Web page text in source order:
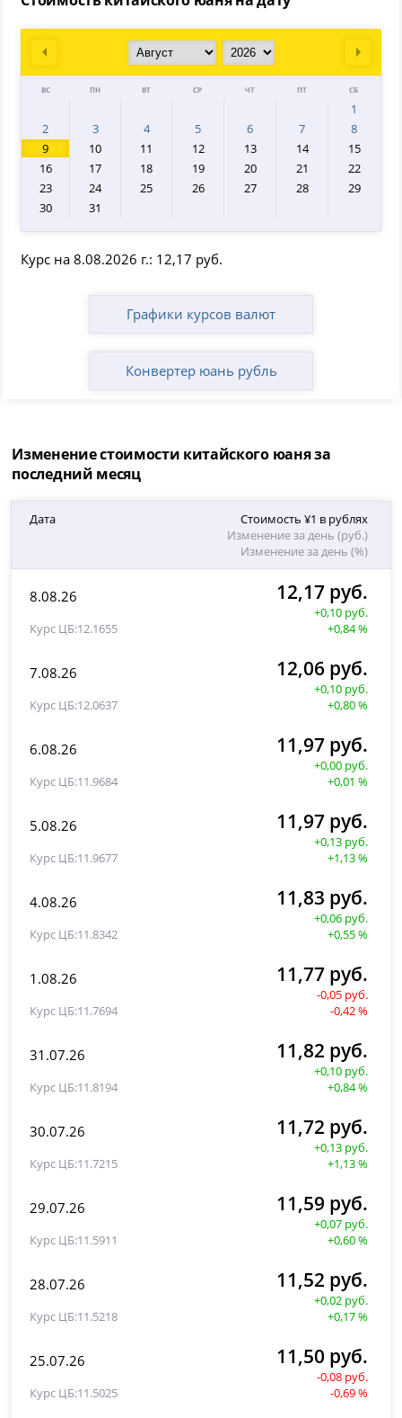
Prev Next
ВС ПН ВТ СР ЧТ ПТ СБ
1
2
3 4 5 6 7
8
9
10 11 12 13 14
15
16
17 18 19 20 21
22
23
24 25 26 27 28
29
30
31
Курс на 8.08.2026 г.: 12,17 руб.
Графики курсов валют
Конвертер юань рубль
Изменение стоимости китайского юаня за
последний месяц
Дата
Стоимость ¥1 в рублях
Изменение за день (руб.)
Изменение за день (%)
8.08.26
12.1655
12,17 руб.
+0,10 руб.
+0,84 %
7.08.26
12.0637
12,06 руб.
+0,10 руб.
+0,80 %
6.08.26
11.9684
11,97 руб.
+0,00 руб.
+0,01 %
5.08.26
11.9677
11,97 руб.
+0,13 руб.
+1,13 %
4.08.26
11.8342
11,83 руб.
+0,06 руб.
+0,55 %
1.08.26
11.7694
11,77 руб.
-0,05 руб.
-0,42 %
31.07.26
11.8194
11,82 руб.
+0,10 руб.
+0,84 %
30.07.26
11.7215
11,72 руб.
+0,13 руб.
+1,13 %
29.07.26
11.5911
11,59 руб.
+0,07 руб.
+0,60 %
28.07.26
11.5218
11,52 руб.
+0,02 руб.
+0,17 %
25.07.26
11.5025
11,50 руб.
-0,08 руб.
-0,69 %